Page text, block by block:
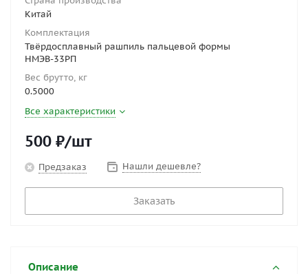
Китай
Комплектация
Твёрдосплавный рашпиль пальцевой формы
НМЭВ-33РП
Вес брутто, кг
0.5000
Все характеристики
500 ₽/шт
Предзаказ Нашли дешевле?
Заказать
Описание